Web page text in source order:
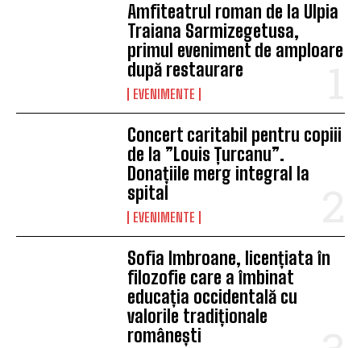
Amfiteatrul roman de la Ulpia
Traiana Sarmizegetusa,
primul eveniment de amploare
după restaurare
EVENIMENTE
Concert caritabil pentru copiii
de la ”Louis Țurcanu”.
Donațiile merg integral la
spital
EVENIMENTE
Sofia Imbroane, licențiata în
filozofie care a îmbinat
educația occidentală cu
valorile tradiționale
românești